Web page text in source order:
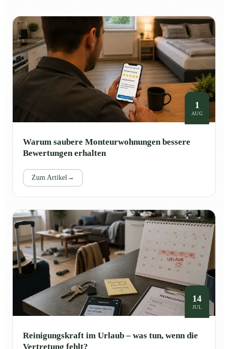
1
AUG
Warum saubere Monteurwohnungen bessere
Bewertungen erhalten
Zum Artikel→
14
JUL
Reinigungskraft im Urlaub – was tun, wenn die
Vertretung fehlt?